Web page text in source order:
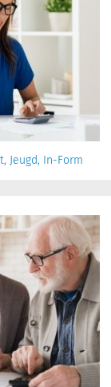
Jeugd, In-Form